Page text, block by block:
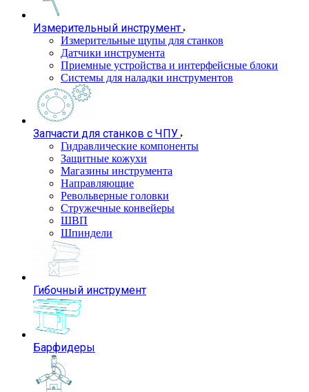
Измерительный инструмент
Измерительные щупы для станков
Датчики инструмента
Приемные устройства и интерфейсные блоки
Системы для наладки инструментов
Запчасти для станков с ЧПУ
Гидравлические компоненты
Защитные кожухи
Магазины инструмента
Направляющие
Револьверные головки
Стружечные конвейеры
ШВП
Шпиндели
Гибочный инструмент
Барфидеры